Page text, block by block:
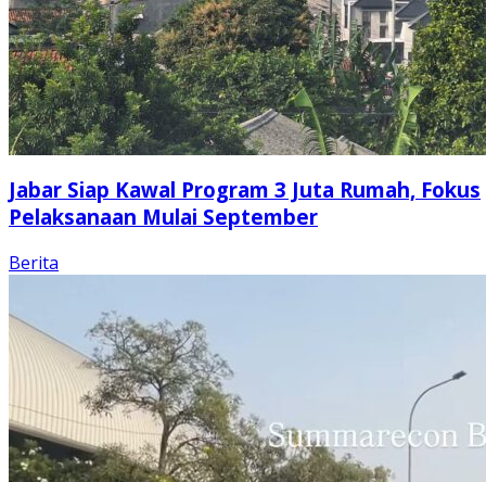
Jabar Siap Kawal Program 3 Juta Rumah, Fokus
Pelaksanaan Mulai September
Berita